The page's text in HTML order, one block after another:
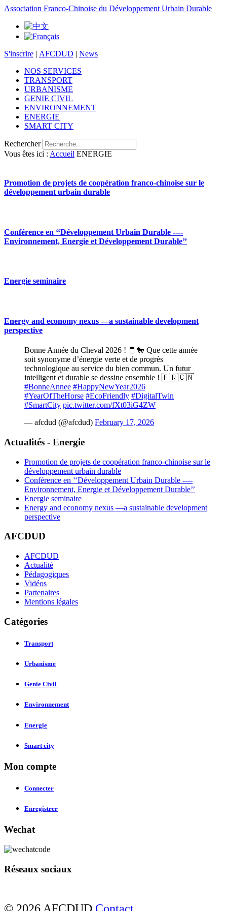
Association Franco-Chinoise du Développement Urbain Durable
S'inscrire | AFCDUD | News
NOS SERVICES
TRANSPORT
URBANISME
GENIE CIVIL
ENVIRONNEMENT
ENERGIE
SMART CITY
Rechercher
Vous êtes ici : Accueil ENERGIE
Promotion de projets de coopération franco-chinoise sur le
développement urbain durable
Conférence en ‘‘Développement Urbain Durable ----
Environnement, Energie et Développement Durable’’
Energie seminaire
Energy and economy nexus —a sustainable development
perspective
Bonne Année du Cheval 2026 ! 🧧🐎 Que cette année
soit synonyme d’énergie verte et de progrès
technologique au service du bien commun. Un futur
intelligent et durable se dessine ensemble ! 🇫🇷🇨🇳
#BonneAnnee #HappyNewYear2026
#YearOfTheHorse #EcoFriendly #DigitalTwin
#SmartCity pic.twitter.com/fXt03iG4ZW
— afcdud (@afcdud) February 17, 2026
Actualités - Energie
Promotion de projets de coopération franco-chinoise sur le
développement urbain durable
Conférence en ‘‘Développement Urbain Durable ----
Environnement, Energie et Développement Durable’’
Energie seminaire
Energy and economy nexus —a sustainable development
perspective
AFCDUD
AFCDUD
Actualité
Pédagogiques
Vidéos
Partenaires
Mentions légales
Catégories
Transport
Urbanisme
Genie Civil
Environnement
Energie
Smart city
Mon compte
Connecter
Enregistrer
Wechat
Réseaux sociaux
© 2026 AFCDUD Contact